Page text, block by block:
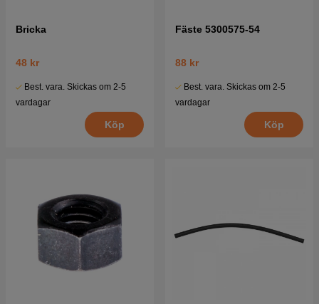
Bricka
48 kr
Best. vara. Skickas om 2-5
vardagar
Köp
Fäste 5300575-54
88 kr
Best. vara. Skickas om 2-5
vardagar
Köp